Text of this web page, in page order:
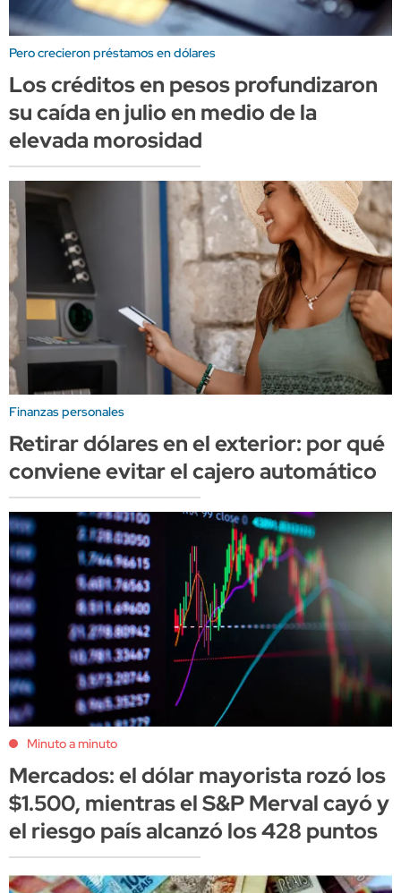
Pero crecieron préstamos en dólares
Los créditos en pesos profundizaron
su caída en julio en medio de la
elevada morosidad
Finanzas personales
Retirar dólares en el exterior: por qué
conviene evitar el cajero automático
Minuto a minuto
Mercados: el dólar mayorista rozó los
$1.500, mientras el S&P Merval cayó y
el riesgo país alcanzó los 428 puntos